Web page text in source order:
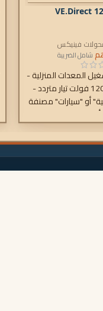
فينيكس عاكس 12/1200 VE.Direct
فينيكس
شامل الضريبة
المعدات المنزلية -
التي تتطلب 230 فولت/120 فولت تيار متردد -
أو "سيارات" مصنفة